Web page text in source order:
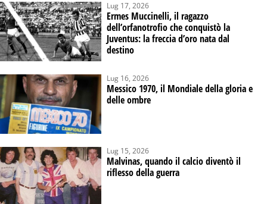
Ermes Muccinelli, il ragazzo
dell’orfanotrofio che conquistò la
Juventus: la freccia d’oro nata dal
destino
Lug 17, 2026
Messico 1970, il Mondiale della gloria e
delle ombre
Lug 16, 2026
Malvinas, quando il calcio diventò il
riflesso della guerra
Lug 15, 2026